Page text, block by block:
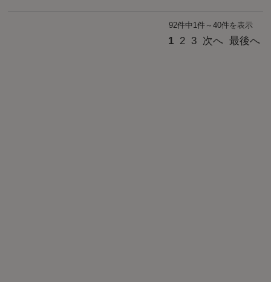
92件中1件～40件を表示
1 2 3 次へ 最後へ